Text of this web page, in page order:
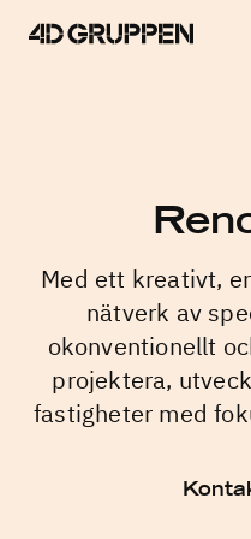
4D
Så
Med ett kreativt,
nätverk av
okonventionellt
projektera,
fastigheter med